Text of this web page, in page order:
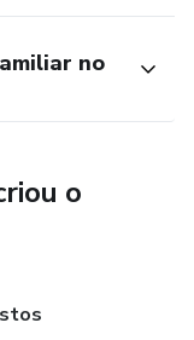
no
o